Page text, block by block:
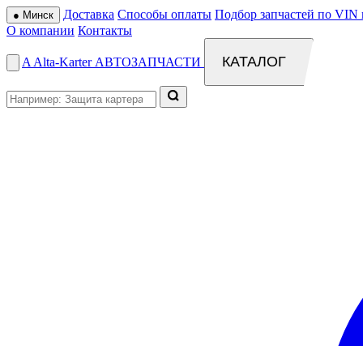
● Минск Доставка Способы оплаты Подбор запчастей по VIN
О компании Контакты
A Alta-Karter АВТОЗАПЧАСТИ КАТАЛОГ